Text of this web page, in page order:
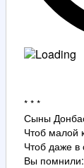
* * *
Сыны
Чтоб малой
Чтоб даже
Вы помнили: